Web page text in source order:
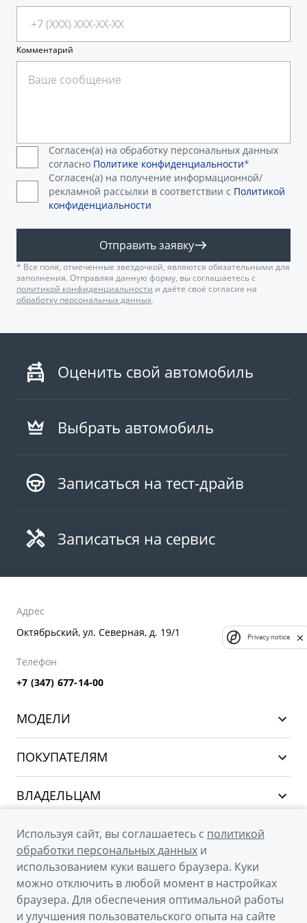
Комментарий
Согласен(а) на обработку персональных данных
согласно Политике конфиденциальности*
Согласен(а) на получение информационной/
рекламной рассылки в соответствии с Политикой
конфиденциальности
Отправить заявку
* Все поля, отмеченные звездочкой, являются обязательными для
заполнения. Отправляя данную форму, вы соглашаетесь с
политикой конфиденциальности и даёте своё согласие на
обработку персональных данных.
Оценить свой автомобиль
Выбрать автомобиль
Записаться на тест-драйв
Записаться на сервис
Адрес
Октябрьский, ул. Северная, д. 19/1
Телефон
+7 (347) 677-14-00
МОДЕЛИ
CITYRAY
OKAVANGO
MONJARO
Архивные модели
ПОКУПАТЕЛЯМ
Финансы и услуги
ВЛАДЕЛЬЦАМ
Поддержка
О КОМПАНИИ
О бренде GEELY
О дилерском центре
Новости
Используя сайт, вы соглашаетесь с политикой
обработки персональных данных и
использованием куки вашего браузера. Куки
можно отключить в любой момент в настройках
браузера. Для обеспечения оптимальной работы
и улучшения пользовательского опыта на сайте
Privacy notice